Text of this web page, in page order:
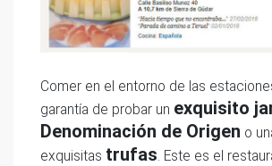
Comer en el entorno de las
garantía de probar un exquisito
Denominación de Origen o
exquisitas trufas . Este es el